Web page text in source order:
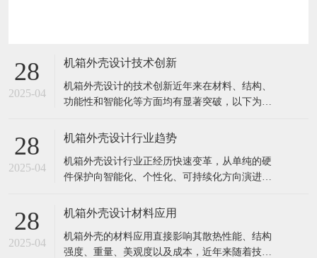
28
2025-04
机箱外壳设计技术创新
机箱外壳设计的技术创新近年来在材料、结构、
功能性和智能化等方面均有显著突破，以下为关
材料 镁铝合金/碳纤维复合材料：用于高端电竞或
ALIENWARE部分机型）。 再生环保材料：如消
费后回收塑料（PC
28
2025-04
机箱外壳设计行业趋势
机箱外壳设计行业正经历快速变革，从单纯的硬
件保护向智能化、个性化、可持续化方向演进。
需求驱动设计革新 场景细分化 电竞机箱：RGB光
设计） 创作者机箱：静音+快速拆卸（如Fractal D
28
2025-04
机箱外壳设计材料应用
机箱外壳的材料应用直接影响其散热性能、结构
强度、重量、美观度以及成本，近年来随着技术